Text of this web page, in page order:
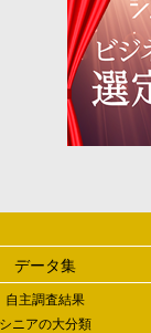
データ集
自主調査結果
シニアの大分類